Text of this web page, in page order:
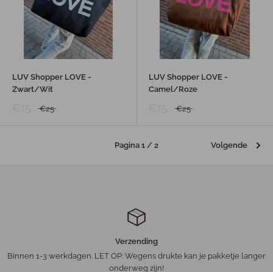
LUV Shopper LOVE -
Zwart/Wit
€25
LUV Shopper LOVE -
Camel/Roze
€25
Pagina 1 / 2 Volgende
Verzending
Binnen 1-3 werkdagen. LET OP: Wegens drukte kan je pakketje langer
onderweg zijn!